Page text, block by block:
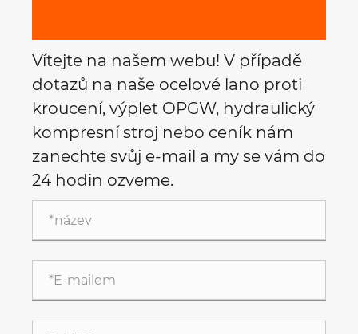
Vítejte na našem webu! V případě
dotazů na naše ocelové lano proti
kroucení, výplet OPGW, hydraulický
kompresní stroj nebo ceník nám
zanechte svůj e-mail a my se vám do
24 hodin ozveme.